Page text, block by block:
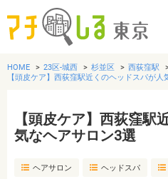
グルメ
美容・健康
HOME 23区-城西 杉並区 西荻窪駅
【頭皮ケア】西荻窪駅近くのヘッドスパが人
【頭皮ケア】西荻窪駅
気なヘアサロン3選
ヘアサロン ヘッドスパ